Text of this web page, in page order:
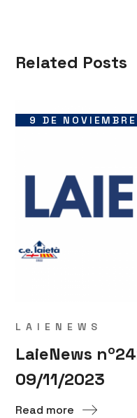
Related Posts
9 DE
LAIENEWS
LaieNews
09/11/2023
Read more